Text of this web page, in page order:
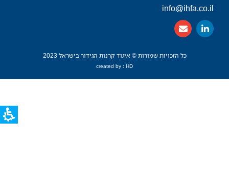
info@ihfa.co.il
כל הזכויות שמורות © איגוד קרנות הגידור בישראל 2023
created by : HD